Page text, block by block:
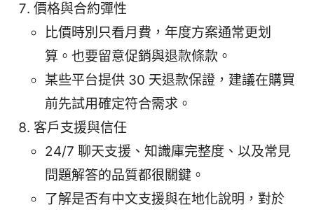
價格與合約彈性
比價時別只看月費，年度方案通常更划
算。也要留意促銷與退款條款。
某些平台提供 30 天退款保證，建議在購買
前先試用確定符合需求。
客戶支援與信任
24/7 聊天支援、知識庫完整度、以及常見
問題解答的品質都很關鍵。
了解是否有中文支援與在地化說明，對於